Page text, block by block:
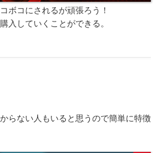
ボコにされるが頑張ろう！
入していくことができる。
らない人もいると思うので簡単に特徴